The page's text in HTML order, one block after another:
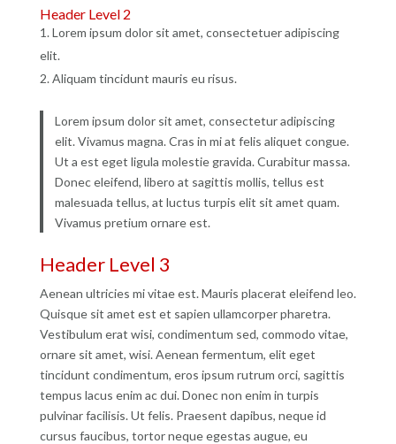
Header Level 2
Lorem ipsum dolor sit amet, consectetuer adipiscing
elit.
Aliquam tincidunt mauris eu risus.
Lorem ipsum dolor sit amet, consectetur adipiscing
elit. Vivamus magna. Cras in mi at felis aliquet congue.
Ut a est eget ligula molestie gravida. Curabitur massa.
Donec eleifend, libero at sagittis mollis, tellus est
malesuada tellus, at luctus turpis elit sit amet quam.
Vivamus pretium ornare est.
Header Level 3
Aenean ultricies mi vitae est. Mauris placerat eleifend leo.
Quisque sit amet est et sapien ullamcorper pharetra.
Vestibulum erat wisi, condimentum sed, commodo vitae,
ornare sit amet, wisi. Aenean fermentum, elit eget
tincidunt condimentum, eros ipsum rutrum orci, sagittis
tempus lacus enim ac dui. Donec non enim in turpis
pulvinar facilisis. Ut felis. Praesent dapibus, neque id
cursus faucibus, tortor neque egestas augue, eu